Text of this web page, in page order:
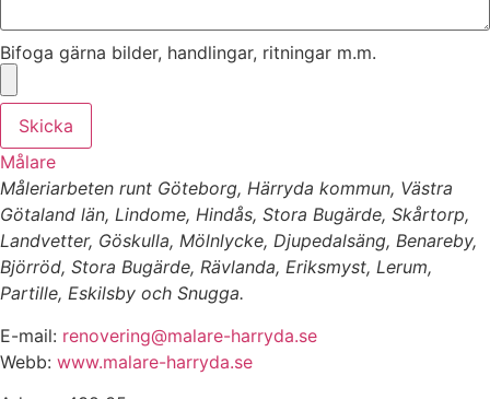
Bifoga gärna bilder, handlingar, ritningar m.m.
Skicka
Målare
Måleriarbeten runt Göteborg, Härryda kommun, Västra
Götaland län, Lindome, Hindås, Stora Bugärde, Skårtorp,
Landvetter, Göskulla, Mölnlycke, Djupedalsäng, Benareby,
Björröd, Stora Bugärde, Rävlanda, Eriksmyst, Lerum,
Partille, Eskilsby och Snugga.
E-mail: renovering@malare-harryda.se
Webb: www.malare-harryda.se